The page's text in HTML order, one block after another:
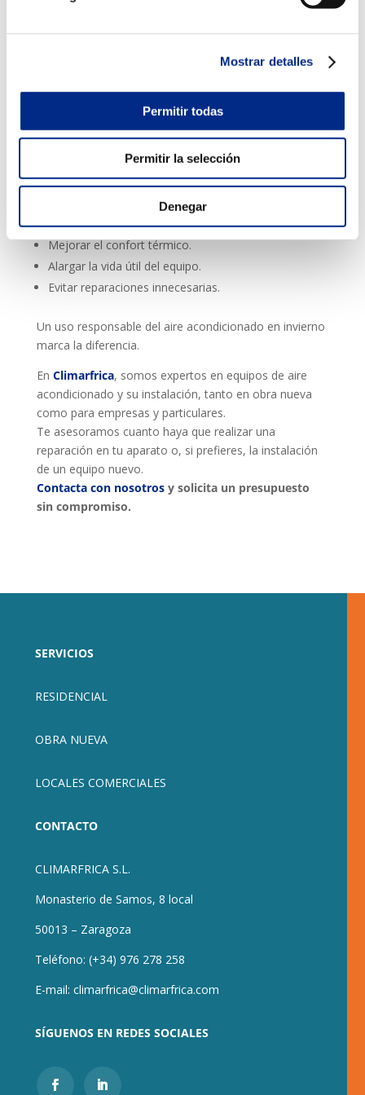
Mostrar detalles
Permitir todas
Permitir la selección
Denegar
eficientes para calefactar en invierno. Permite obtener
Si tu instalación lo permite, es una alternativa
sostenible y rentable a medio y largo plazo.
En resumen
Evitar estos errores te ayudará a:
Reducir el consumo energético.
Mejorar el confort térmico.
Alargar la vida útil del equipo.
Evitar reparaciones innecesarias.
Un uso responsable del aire acondicionado en invierno
marca la diferencia.
En Climarfrica, somos expertos en equipos de aire
acondicionado y su instalación, tanto en obra nueva
como para empresas y particulares.
Te asesoramos cuanto haya que realizar una
reparación en tu aparato o, si prefieres, la instalación
de un equipo nuevo.
Contacta con nosotrosy solicita un presupuesto
sin compromiso.
SERVICIOS
RESIDENCIAL
OBRA NUEVA
LOCALES COMERCIALES
CONTACTO
CLIMARFRICA S.L.
Monasterio de Samos, 8 local
50013 – Zaragoza
Teléfono: (+34) 976 278 258
E-mail: climarfrica@climarfrica.com
SÍGUENOS EN REDES SOCIALES